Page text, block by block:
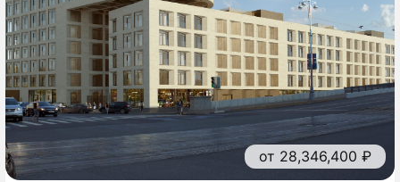
от 28,346,400 ₽